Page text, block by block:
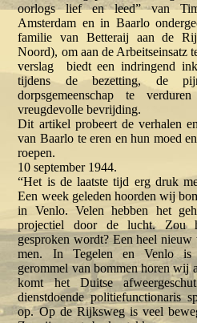
oorlogs lief en leed” van
Amsterdam en in Baarlo
familie van Betteraij aan de
Noord), om aan de Arbeitseinsatz
verslag biedt een indringend
tijdens de bezetting, de
dorpsgemeenschap te
vreugdevolle bevrijding.
Dit artikel probeert de verhalen
van Baarlo te eren en hun moed
roepen.
10 september 1944.
“Het is de laatste tijd erg druk
Een week geleden hoorden wij
in Venlo. Velen hebben het
projectiel door de lucht. Zou
gesproken wordt? Een heel
men. In Tegelen en Venlo is
gerommel van bommen horen wij
komt het Duitse
dienstdoende politiefunctionaris
op. Op de Rijksweg is veel